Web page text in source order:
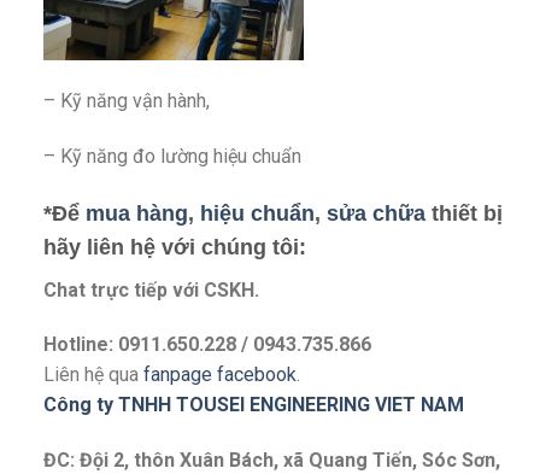
– Kỹ năng vận hành,
– Kỹ năng đo lường hiệu chuẩn
*Để mua hàng, hiệu chuẩn, sửa chữathiết bị
hãy liên hệ với chúng tôi:
Chat trực tiếp với CSKH.
Hotline: 0911.650.228 / 0943.735.866
Liên hệ qua fanpage facebook.
Công ty TNHH TOUSEI ENGINEERING VIET NAM
ĐC: Đội 2, thôn Xuân Bách, xã Quang Tiến, Sóc Sơn,